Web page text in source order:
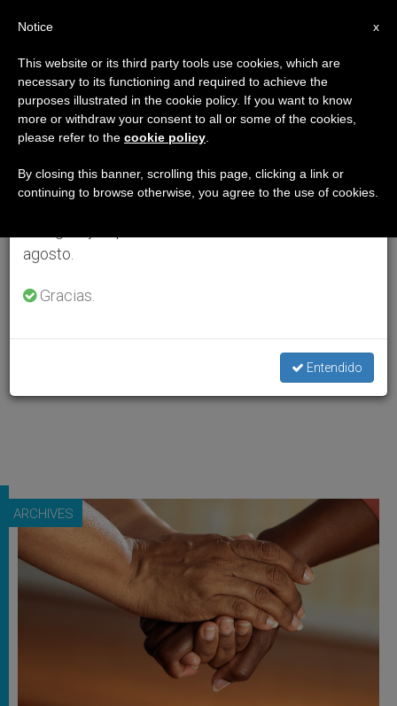
ARCHIVES
×
Aviso importante
Del 27 de julio al 7 de agosto haremos la pausa
anual, aprovechando que en el periodo de verano
se generan menos informaciones y también el
agosto.
Gracias.
Entendido
x
Notice
This website or its third party tools use cookies, which are
necessary to its functioning and required to achieve the
purposes illustrated in the cookie policy. If you want to know
more or withdraw your consent to all or some of the cookies,
please refer to the cookie policy
By closing this banner, scrolling this page, clicking a link or
continuing to browse otherwise, you agree to the use of cookies.